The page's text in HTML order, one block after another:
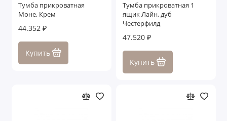
Тумба прикроватная
Моне, Крем
44.352 ₽
Купить
Тумба прикроватная 1
ящик Лайн, дуб
Честерфилд
47.520 ₽
Купить